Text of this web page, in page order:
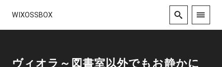
WIXOSSBOX
ヴィオラ～図書室以外でもお静かに